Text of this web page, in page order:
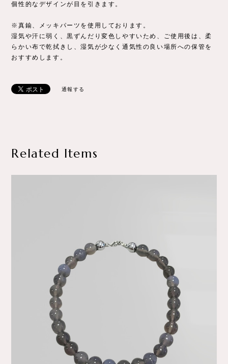
個性的なデザインが目を引きます。
※真鍮、メッキパーツを使用しております。
湿気や汗に弱く、黒ずんだり変色しやすいため、ご使用後は、柔
らかい布で乾拭きし、湿気が少なく通気性の良い場所への保管を
おすすめします。
通報する
Related Items